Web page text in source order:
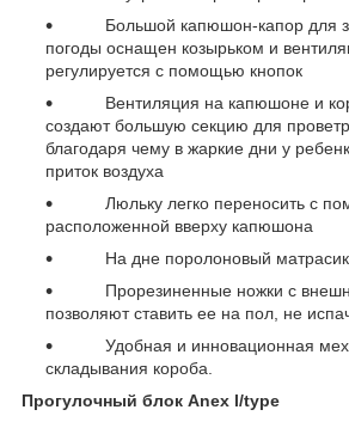
Большой капюшон-капор для
погоды оснащен козырьком и
регулируется с помощью кнопок
Вентиляция на капюшоне и
создают большую секцию для
благодаря чему в жаркие дни у
приток воздуха
Люльку легко переносить с
расположенной вверху капюшона
На дне поролоновый матрасик
Прорезиненные ножки с
позволяют ставить ее на пол, не
Удобная и инновационная
складывания короба.
Прогулочный блок Anex l/type